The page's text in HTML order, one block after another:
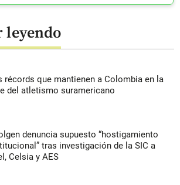
leyendo
récords que mantienen a Colombia en la
del atletismo suramericano
denuncia supuesto “hostigamiento
tras investigación de la SIC a
Celsia y AES